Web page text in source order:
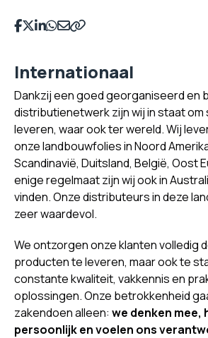
Deel op Facebook
Deel op Twitter
Deel op LinkedIn
Deel op WhatsApp
Deel op Email
Kopieer naar klembord
Internationaal
Dankzij een goed georganiseerd en
distributienetwerk zijn wij in staat
leveren, waar ook ter wereld. Wij
onze landbouwfolies in Noord
Scandinavië, Duitsland, België, Oost
enige regelmaat zijn wij ook in
vinden. Onze distributeurs in deze
zeer waardevol.
We ontzorgen onze klanten volledig
producten te leveren, maar ook te
constante kwaliteit, vakkennis en
oplossingen. Onze betrokkenheid
zakendoen alleen: we denken mee,
persoonlijk en voelen ons